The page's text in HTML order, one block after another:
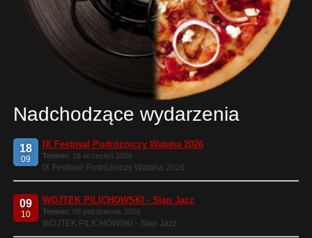
Nadchodzące wydarzenia
18
09
IX Festiwal Podróżniczy Wataha 2026
Termin: 18 wrzesień 2026
IX Festiwal Podróżniczy Wataha 2026
09
10
WOJTEK PILICHOWSKI - Slap Jazz
Termin: 09 październik 2026
WOJTEK PILICHOWSKI - Slap Jazz